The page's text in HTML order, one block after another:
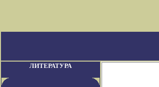
ЛИТЕРАТУРА